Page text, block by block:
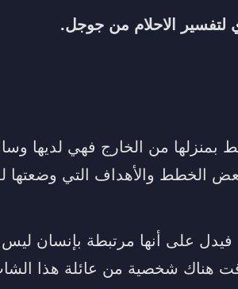
الاحلام من جوجل.
بمنزلها من الخارج فهي لديها
الخطط والأهداف التي وضعتها
فيدل على أنها مرتبطة بإنسان
هناك شخصية من عائلة هذا